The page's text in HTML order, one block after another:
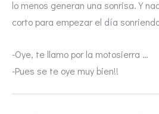
lo menos generan una sonrisa. Y
corto para empezar el día
-Oye, te llamo por la motosierra …
-Pues se te oye muy bien!!